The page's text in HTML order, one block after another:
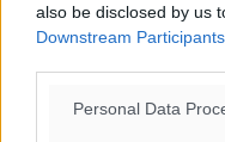
also be disclosed by us
Downstream Participants
Personal Data